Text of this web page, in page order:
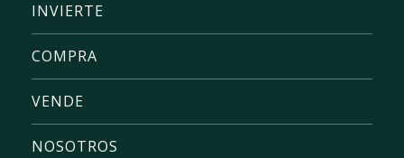
INVIERTE
COMPRA
VENDE
NOSOTROS